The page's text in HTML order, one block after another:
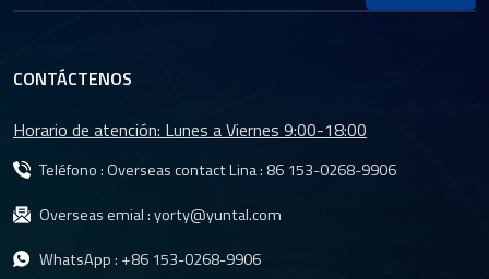
CONTÁCTENOS
Horario de atención: Lunes a Viernes 9:00-18:00
Teléfono : Overseas contact Lina : 86 153-0268-9906
Overseas emial :yorty@yuntal.com
WhatsApp : +86 153-0268-9906